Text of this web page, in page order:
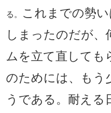
る。
これまでの勢
しまったのだが、
ムを立て直しても
のためには、もう
うである。耐える